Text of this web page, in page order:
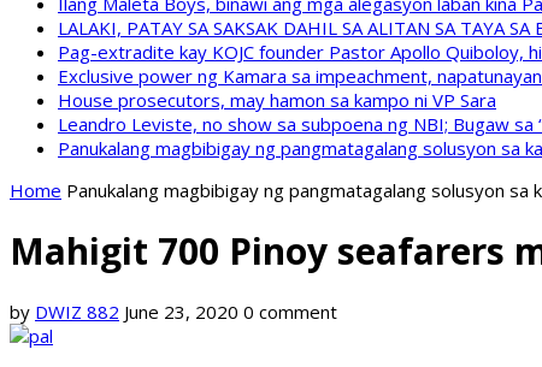
LALAKI, PATAY SA SAKSAK DAHIL SA ALITAN SA TAYA
Pag-extradite kay KOJC founder Pastor Apollo Quiboloy,
Exclusive power ng Kamara sa impeachment,
House prosecutors, may hamon sa kampo ni VP Sara
Leandro Leviste, no show sa subpoena ng NBI; Bugaw
Panukalang magbibigay ng pangmatagalang solusyon sa
Home Panukalang magbibigay ng pangmatagalang solusyon
Mahigit 700 Pinoy seafarers
by DWIZ 882 June 23, 2020 0 comment